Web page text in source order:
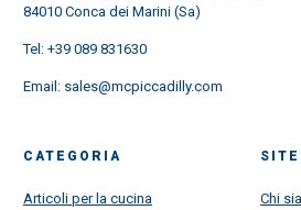
84010 Conca dei Marini (Sa)
Tel: +39 089 831630
Email: sales@mcpiccadilly.com
CATEGORIA
Articoli per la cucina
SITE
Chi